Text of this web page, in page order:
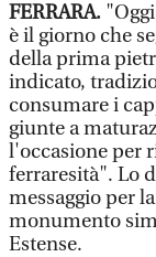
FERRARA.
è il giorno che
della prima
indicato,
consumare i
giunte a
l'occasione per
ferraresità". Lo
messaggio per
monumento
Estense.